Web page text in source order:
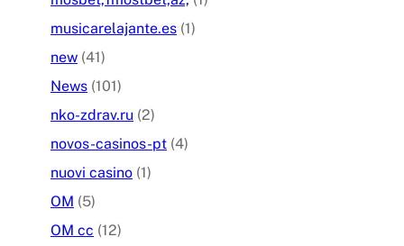
musicarelajante.es (1)
new (41)
News (101)
nko-zdrav.ru (2)
novos-casinos-pt (4)
nuovi casino (1)
OM (5)
OM cc (12)